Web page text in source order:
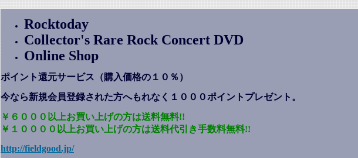
Rocktoday
Collector's Rare Rock Concert DVD
Online Shop
ポイント還元サービス（購入価格の１０％）
今なら新規会員登録された方へもれなく１０００ポイントプレゼント 。
￥６０００以上お買い上げの方は送料無料!!
￥１００００以上お買い上げの方は送料代引き手数料無料!!
http://fieldgood.jp/